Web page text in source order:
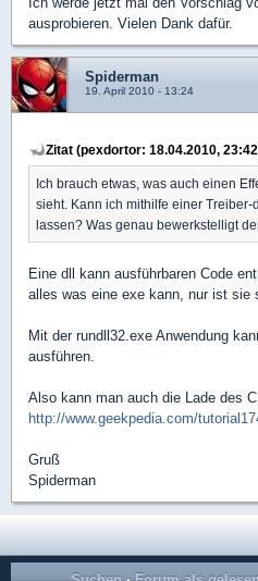
ausprobieren. Vielen Dank dafür.
Spiderman
19. April 2010 - 13:24
Zitat (pexdortor: 18.04.2010,
Ich brauch etwas, was auch einen
sieht. Kann ich mithilfe einer
lassen? Was genau bewerkstelligt
Eine dll kann ausführbaren Code
alles was eine exe kann, nur ist sie
Mit der rundll32.exe Anwendung
ausführen.
Also kann man auch die Lade des
http://www.geekpedia.com/
Gruß
Spiderman